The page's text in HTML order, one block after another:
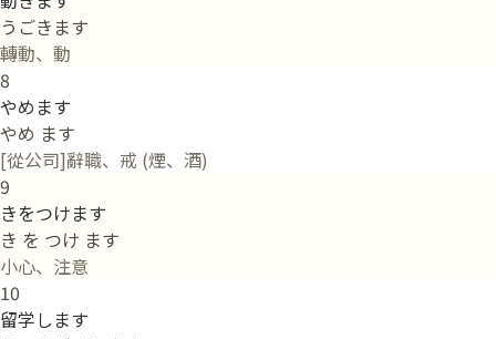
うごきます
轉動、動
8
やめます
やめ ます
[從公司]辭職、戒 (煙、酒)
9
きをつけます
き を つけ ます
小心、注意
10
留学します